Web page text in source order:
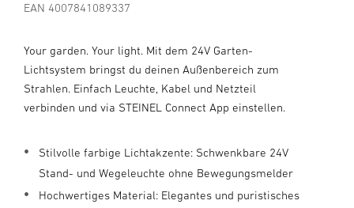
EAN 4007841089337
Your garden. Your light. Mit dem 24V Garten-
Lichtsystem bringst du deinen Außenbereich zum
Strahlen. Einfach Leuchte, Kabel und Netzteil
verbinden und via STEINEL Connect App einstellen.
Stilvolle farbige Lichtakzente: Schwenkbare 24V
Stand- und Wegeleuchte ohne Bewegungsmelder
Hochwertiges Material: Elegantes und puristisches